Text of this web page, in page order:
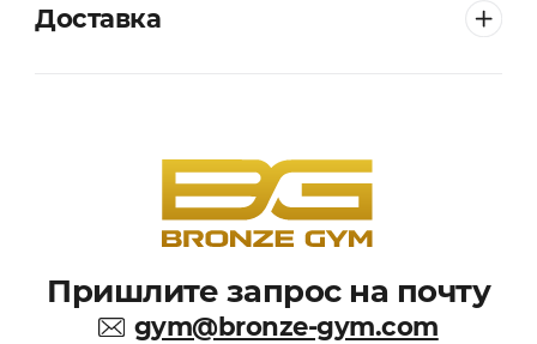
Доставка
Пришлите запрос на почту
gym@bronze-gym.com